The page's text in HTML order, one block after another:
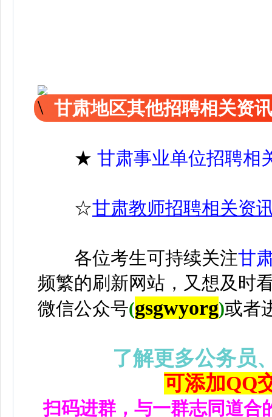
甘肃地区其他招聘相关资
★ 甘肃事业单位招聘相
☆甘肃教师招聘相关资
各位考生可持续关注甘
频繁的刷新网站，又想及时
微信公众号(gsgwyorg)或者
了解更多公务员
可添加QQ
扫码进群，与一群志同道合